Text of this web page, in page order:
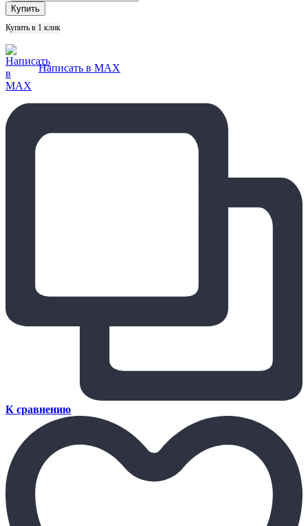
Купить в 1 клик
Написать в MAX
К сравнению